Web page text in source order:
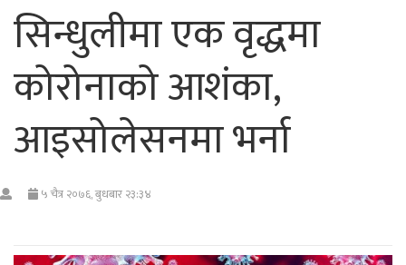
सिन्धुलीमा एक वृद्धमा
कोरोनाको आशंका,
आइसोलेसनमा भर्ना
५ चैत्र २०७६, बुधबार २३:३४